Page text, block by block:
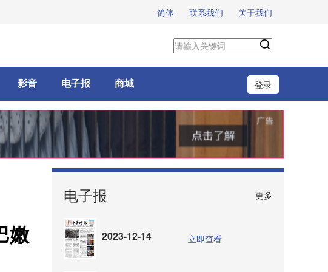
简体 联系我们 关于我们
影音 电子报 商城 登录
嫩
电子报 更多
2023-12-14 立即查看